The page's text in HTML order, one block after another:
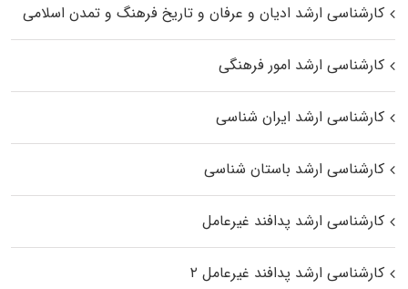
کارشناسی ارشد ادیان و عرفان و تاریخ فرهنگ و تمدن اسلامی
کارشناسی ارشد امور فرهنگی
کارشناسی ارشد ایران شناسی
کارشناسی ارشد باستان شناسی
کارشناسی ارشد پدافند غیرعامل
کارشناسی ارشد پدافند غیرعامل ۲